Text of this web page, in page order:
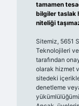
tamamen
bilgiler taslak
niteliği
Sitemiz, 5651
Teknolojileri
tarafından
olarak hizmet
sitedeki
denetleme